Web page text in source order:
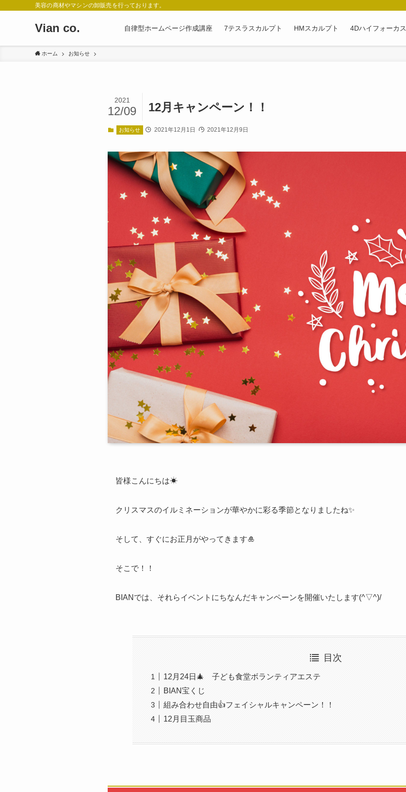
美容の商材やマシンの卸販売を行っております。
Vian co. 自律型ホームページ作成講座 7テスラスカルプト HMスカルプト 4Dハイフォーカス
ホーム お知らせ
12月キャンペーン！！
2021
12/09
お知らせ 2021年12月1日 2021年12月9日
皆様こんにちは☀
クリスマスのイルミネーションが華やかに彩る季節となりましたね✨
そして、すぐにお正月がやってきます🎍
そこで！！
BIANでは、それらイベントにちなんだキャンペーンを開催いたします(^▽^)/
目次
12月24日🎄 子ども食堂ボランティアエステ
BIAN宝くじ
組み合わせ自由👍フェイシャルキャンペーン！！
12月目玉商品